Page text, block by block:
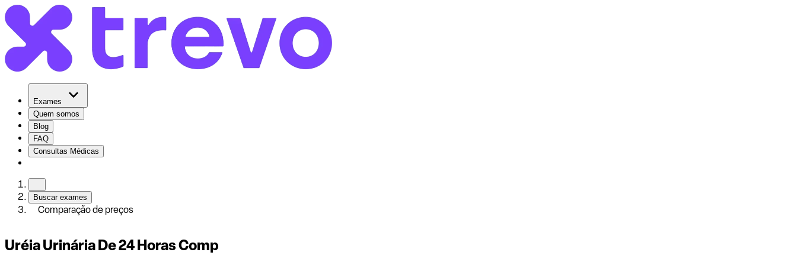
Exames
Quem somos
Blog
FAQ
Consultas Médicas
Buscar exames
Comparação de preços
Uréia Urinária De 24 Horas Comp